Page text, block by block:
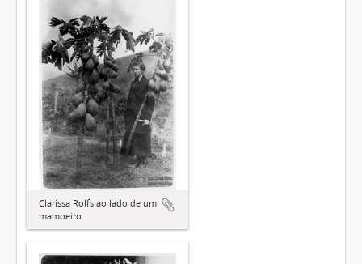
Clarissa Rolfs ao lado de um
mamoeiro